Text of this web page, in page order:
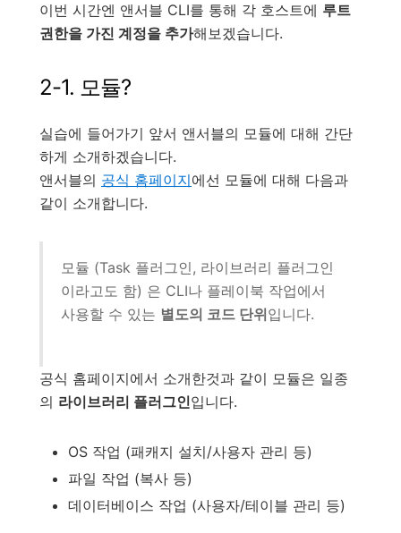
이번 시간엔 앤서블 CLI를 통해 각 호스트에 루트
권한을 가진 계정을 추가해보겠습니다.
2-1. 모듈?
실습에 들어가기 앞서 앤서블의 모듈에 대해 간단
하게 소개하겠습니다.
앤서블의 공식 홈페이지에선 모듈에 대해 다음과
같이 소개합니다.
모듈 (Task 플러그인, 라이브러리 플러그인
이라고도 함) 은 CLI나 플레이북 작업에서
사용할 수 있는 별도의 코드 단위입니다.
공식 홈페이지에서 소개한것과 같이 모듈은 일종
의 라이브러리 플러그인입니다.
OS 작업 (패캐지 설치/사용자 관리 등)
파일 작업 (복사 등)
데이터베이스 작업 (사용자/테이블 관리 등)